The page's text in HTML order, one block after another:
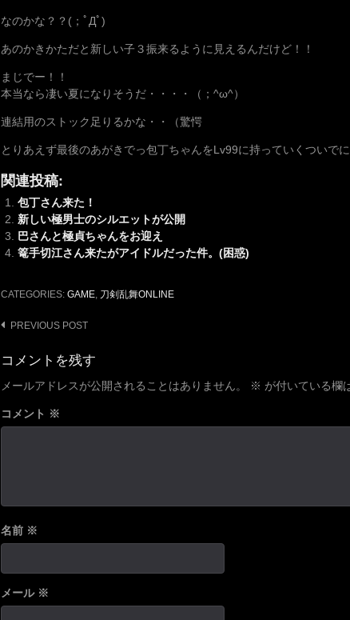
なのかな？？(；ﾟДﾟ)
あのかきかただと新しい子３振来るように見えるんだけど！！
まじでー！！
本当なら凄い夏になりそうだ・・・・（；^ω^）
連結用のストック足りるかな・・（驚愕
とりあえず最後のあがきでっ包丁ちゃんをLv99に持っていくついで
関連投稿:
包丁さん来た！
新しい極男士のシルエットが公開
巴さんと極貞ちゃんをお迎え
篭手切江さん来たがアイドルだった件。(困惑)
CATEGORIES: GAME, 刀剣乱舞ONLINE
Post
navigation
PREVIOUS POST
コメントを残す
メールアドレスが公開されることはありません。 ※ が付いている欄
コメント ※
名前 ※
メール ※